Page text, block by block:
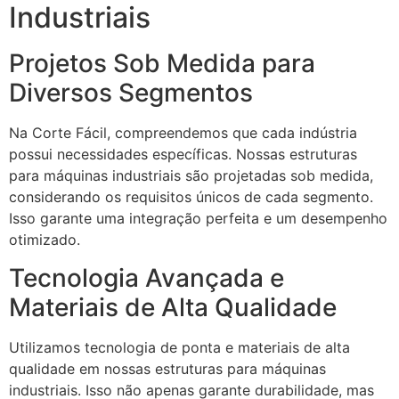
Industriais
Projetos Sob Medida para
Diversos Segmentos
Na Corte Fácil, compreendemos que cada indústria
possui necessidades específicas. Nossas estruturas
para máquinas industriais são projetadas sob medida,
considerando os requisitos únicos de cada segmento.
Isso garante uma integração perfeita e um desempenho
otimizado.
Tecnologia Avançada e
Materiais de Alta Qualidade
Utilizamos tecnologia de ponta e materiais de alta
qualidade em nossas estruturas para máquinas
industriais. Isso não apenas garante durabilidade, mas